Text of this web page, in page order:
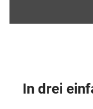
In drei